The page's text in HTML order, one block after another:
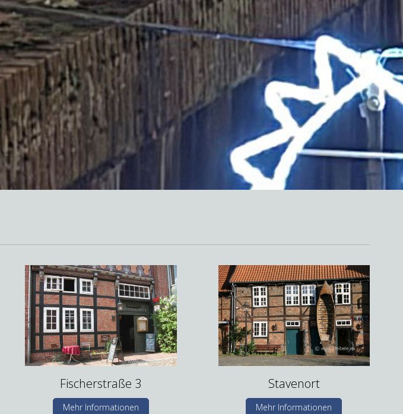
Fischerstraße 3
Mehr Informationen
Stavenort
Mehr Informationen